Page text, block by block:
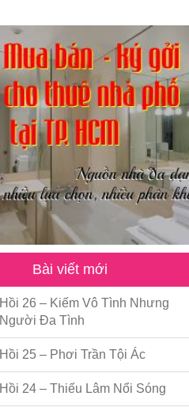
Bài viết mới
Hồi 26 – Kiếm Vô Tình Nhưng
Người Đa Tình
Hồi 25 – Phơi Trần Tội Ác
Hồi 24 – Thiếu Lâm Nổi Sóng